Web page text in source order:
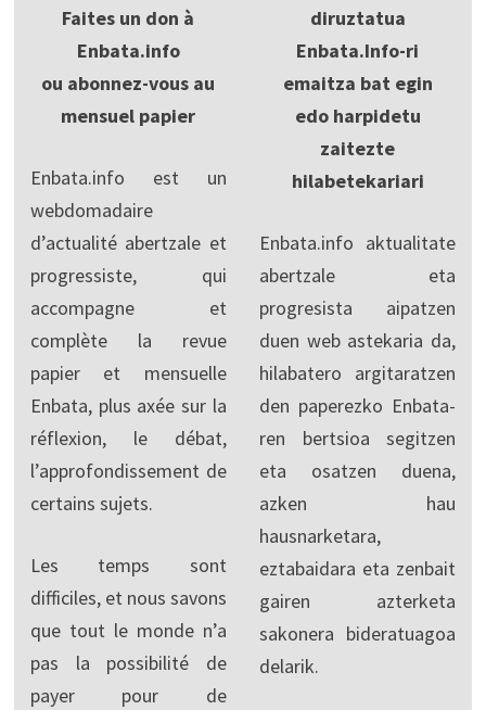
Faites un don à
Enbata.info
ou abonnez-vous au
mensuel papier
Enbata.info est un
webdomadaire
d’actualité abertzale et
progressiste, qui
accompagne et
complète la revue
papier et mensuelle
Enbata, plus axée sur la
réflexion, le débat,
l’approfondissement de
certains sujets.
Les temps sont
difficiles, et nous savons
que tout le monde n’a
pas la possibilité de
payer pour de
diruztatua
Enbata.Info-ri
emaitza bat egin
edo harpidetu
zaitezte
hilabetekariari
Enbata.info aktualitate
abertzale eta
progresista aipatzen
duen web astekaria da,
hilabatero argitaratzen
den paperezko Enbata-
ren bertsioa segitzen
eta osatzen duena,
azken hau
hausnarketara,
eztabaidara eta zenbait
gairen azterketa
sakonera bideratuagoa
delarik.